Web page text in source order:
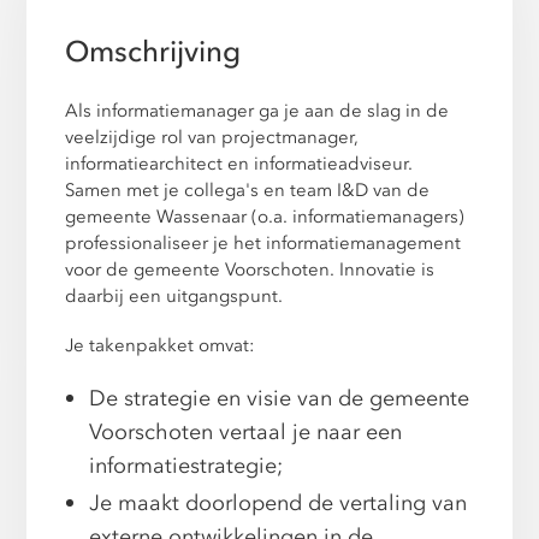
Omschrijving
Als informatiemanager ga je aan de slag in de
veelzijdige rol van projectmanager,
informatiearchitect en informatieadviseur.
Samen met je collega's en team I&D van de
gemeente Wassenaar (o.a. informatiemanagers)
professionaliseer je het informatiemanagement
voor de gemeente Voorschoten. Innovatie is
daarbij een uitgangspunt.
Je takenpakket omvat:
De strategie en visie van de gemeente
Voorschoten vertaal je naar een
informatiestrategie;
Je maakt doorlopend de vertaling van